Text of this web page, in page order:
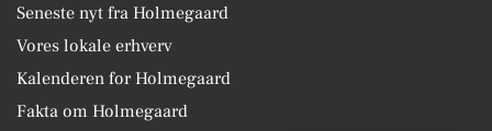
Seneste nyt fra Holmegaard
Vores lokale erhverv
Kalenderen for Holmegaard
Fakta om Holmegaard